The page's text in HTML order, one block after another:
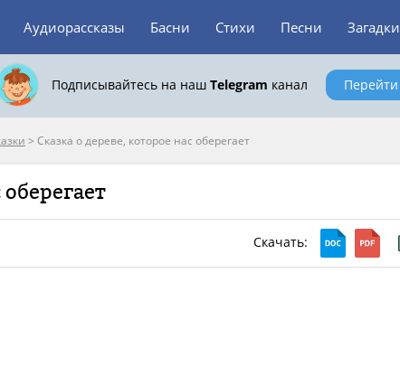
Аудиорассказы Басни Стихи Песни Загадки
Подписывайтесь на наш Telegram канал Перейти
> Сказка о дереве, которое нас оберегает
Скачать: